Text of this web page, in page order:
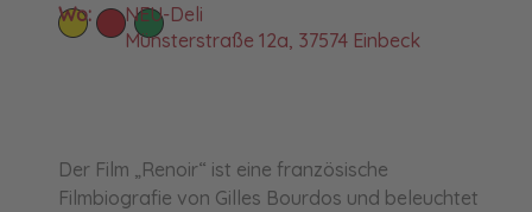
Wo:
NEU-Deli
Münsterstraße 12a, 37574 Einbeck
Der Film „Renoir“ ist eine französische
Filmbiografie von Gilles Bourdos und beleuchtet